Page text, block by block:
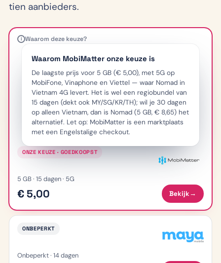
tien aanbieders.
ONZE KEUZE · GOEDKOOPST
5 GB · 15 dagen · 5G
i Waarom deze keuze?
€ 5,00 Bekijk→
Waarom MobiMatter onze keuze is
De laagste prijs voor 5 GB (€ 5,00), met 5G op
MobiFone, Vinaphone en Viettel — waar Nomad in
Vietnam 4G levert. Het is wel een regiobundel van
15 dagen (dekt ook MY/SG/KR/TH); wil je 30 dagen
op alleen Vietnam, dan is Nomad (5 GB, € 8,65) het
alternatief. Let op: MobiMatter is een marktplaats
met een Engelstalige checkout.
ONBEPERKT
Onbeperkt · 14 dagen